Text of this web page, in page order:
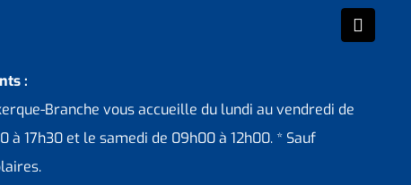
:
Branche vous accueille du lundi au vendredi de
à 17h30 et le samedi de 09h00 à 12h00. * Sauf